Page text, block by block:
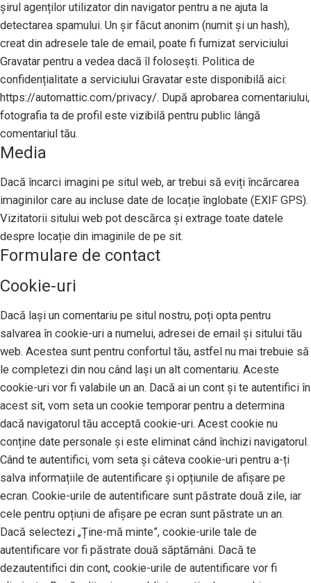
șirul agenților utilizator din navigator pentru a ne ajuta la
detectarea spamului. Un șir făcut anonim (numit și un hash),
creat din adresele tale de email, poate fi furnizat serviciului
Gravatar pentru a vedea dacă îl folosești. Politica de
confidențialitate a serviciului Gravatar este disponibilă aici:
https://automattic.com/privacy/. După aprobarea comentariului,
fotografia ta de profil este vizibilă pentru public lângă
comentariul tău.
Media
Dacă încarci imagini pe situl web, ar trebui să eviți încărcarea
imaginilor care au incluse date de locație înglobate (EXIF GPS).
Vizitatorii sitului web pot descărca și extrage toate datele
despre locație din imaginile de pe sit.
Formulare de contact
Cookie-uri
Dacă lași un comentariu pe situl nostru, poți opta pentru
salvarea în cookie-uri a numelui, adresei de email și sitului tău
web. Acestea sunt pentru confortul tău, astfel nu mai trebuie să
le completezi din nou când lași un alt comentariu. Aceste
cookie-uri vor fi valabile un an. Dacă ai un cont și te autentifici în
acest sit, vom seta un cookie temporar pentru a determina
dacă navigatorul tău acceptă cookie-uri. Acest cookie nu
conține date personale și este eliminat când închizi navigatorul.
Când te autentifici, vom seta și câteva cookie-uri pentru a-ți
salva informațiile de autentificare și opțiunile de afișare pe
ecran. Cookie-urile de autentificare sunt păstrate două zile, iar
cele pentru opțiuni de afișare pe ecran sunt păstrate un an.
Dacă selectezi „Ține-mă minte”, cookie-urile tale de
autentificare vor fi păstrate două săptămâni. Dacă te
dezautentifici din cont, cookie-urile de autentificare vor fi